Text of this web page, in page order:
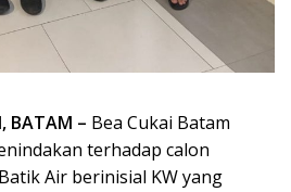
BATAM – Bea Cukai Batam
terhadap calon
Air berinisial KW yang